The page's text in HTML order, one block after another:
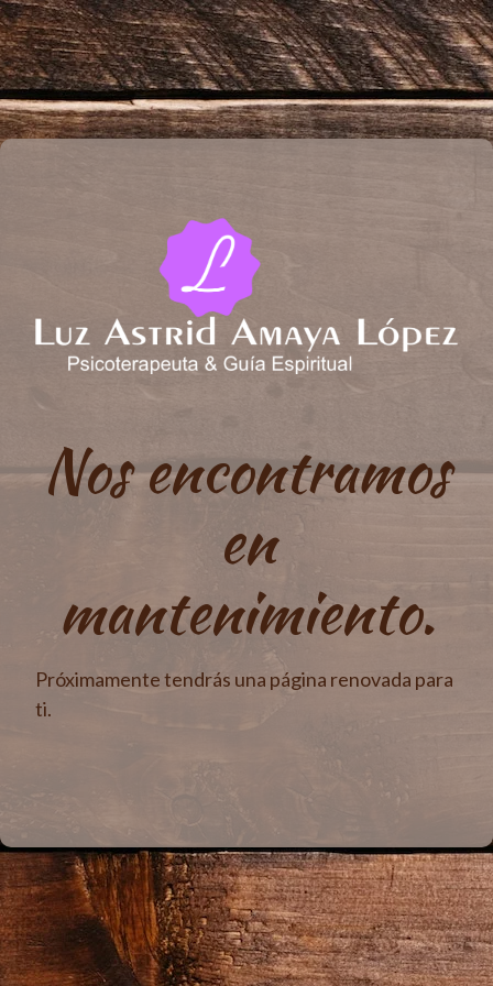
Nos encontramos
en
mantenimiento.
Próximamente tendrás una página renovada para
ti.